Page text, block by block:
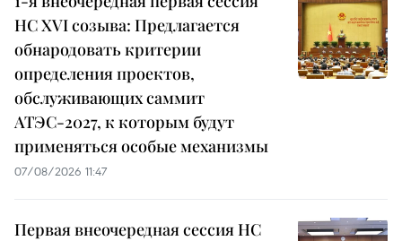
НС XVI созыва: Предлагается
обнародовать критерии
определения проектов,
обслуживающих саммит
АТЭС-2027, к которым будут
применяться особые механизмы
07/08/2026 11:47
Первая внеочередная сессия НС